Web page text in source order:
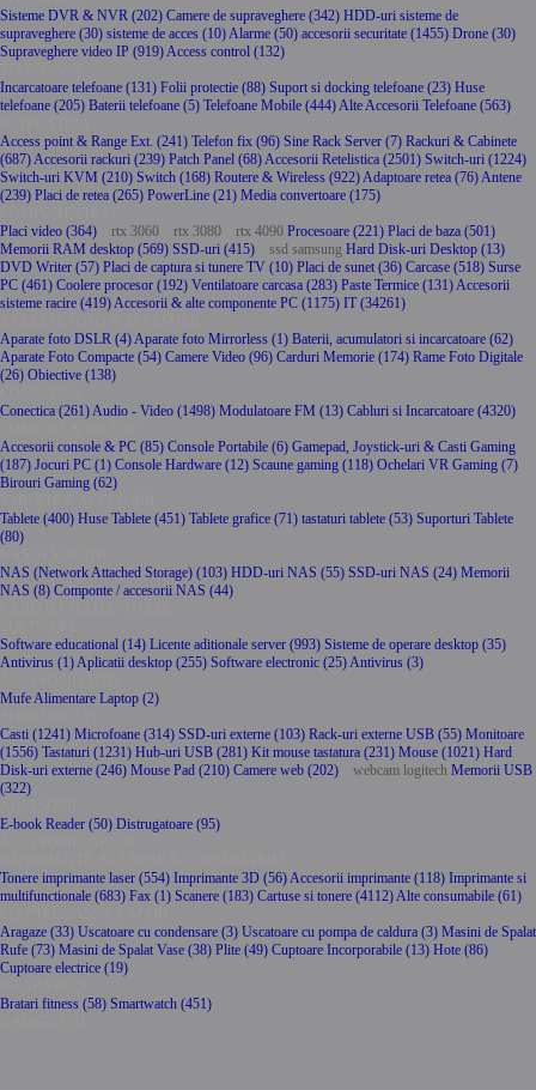
Sisteme DVR & NVR (202) Camere de supraveghere (342) HDD-uri sisteme de
supraveghere (30) sisteme de acces (10)Alarme (50) accesorii securitate (1455) Drone (30)
Supraveghere video IP (919)Access control (132)
Incarcatoare telefoane (131) Folii protectie (88) Suport si docking telefoane (23) Huse
telefoane (205) Baterii telefoane (5) Telefoane Mobile (444)Alte Accesorii Telefoane (563)
Access point & Range Ext. (241) Telefon fix (96) Sine Rack Server (7) Rackuri & Cabinete
(687)Accesorii rackuri (239) Patch Panel (68)Accesorii Retelistica (2501) Switch-uri (1224)
Switch-uri KVM (210) Switch (168) Routere & Wireless (922)Adaptoare retea (76)Antene
(239) Placi de retea (265) PowerLine (21) Media convertoare (175)
Placi video (364)
rtx 3060 rtx 3080 rtx 4090 Procesoare (221) Placi de baza (501)
Memorii RAM desktop (569) SSD-uri (415) ssd samsung Hard Disk-uri Desktop (13)
DVD Writer (57) Placi de captura si tunere TV (10) Placi de sunet (36) Carcase (518) Surse
PC (461) Coolere procesor (192) Ventilatoare carcasa (283) Paste Termice (131)Accesorii
sisteme racire (419)Accesorii & alte componente PC (1175) IT (34261)
Aparate foto DSLR (4)Aparate foto Mirrorless (1) Baterii, acumulatori si incarcatoare (62)
Aparate Foto Compacte (54) Camere Video (96) Carduri Memorie (174) Rame Foto Digitale
(26) Obiective (138)
Conectica (261)Audio - Video (1498) Modulatoare FM (13) Cabluri si Incarcatoare (4320)
Accesorii console & PC (85) Console Portabile (6) Gamepad, Joystick-uri & Casti Gaming
(187) Jocuri PC (1) Console Hardware (12) Scaune gaming (118) Ochelari VR Gaming (7)
Birouri Gaming (62)
Tablete (400) Huse Tablete (451) Tablete grafice (71) tastaturi tablete (53) Suporturi Tablete
(80)
NAS (Network Attached Storage) (103) HDD-uri NAS (55) SSD-uri NAS (24) Memorii
NAS (8) Componte / accesorii NAS (44)
Software educational (14) Licente aditionale server (993) Sisteme de operare desktop (35)
Antivirus (1)Aplicatii desktop (255) Software electronic (25)Antivirus (3)
Mufe Alimentare Laptop (2)
Casti (1241) Microfoane (314) SSD-uri externe (103) Rack-uri externe USB (55) Monitoare
(1556) Tastaturi (1231) Hub-uri USB (281) Kit mouse tastatura (231) Mouse (1021) Hard
Disk-uri externe (246) Mouse Pad (210) Camere web (202) webcam logitech Memorii USB
(322)
E-book Reader (50) Distrugatoare (95)
Tonere imprimante laser (554) Imprimante 3D (56)Accesorii imprimante (118) Imprimante si
multifunctionale (683) Fax (1) Scanere (183) Cartuse si tonere (4112)Alte consumabile (61)
Aragaze (33) Uscatoare cu condensare (3) Uscatoare cu pompa de caldura (3) Masini de Spalat
Rufe (73) Masini de Spalat Vase (38) Plite (49) Cuptoare Incorporabile (13) Hote (86)
Cuptoare electrice (19)
Bratari fitness (58) Smartwatch (451)